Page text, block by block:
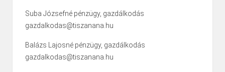
Suba Józsefné pénzügy, gazdálkodás
gazdalkodas@tiszanana.hu
Balázs Lajosné pénzügy, gazdálkodás
gazdalkodas@tiszanana.hu